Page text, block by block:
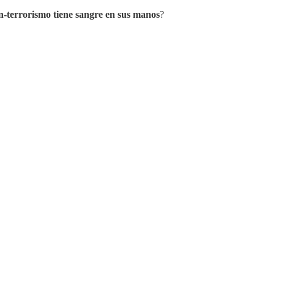
tiene sangre en sus manos?